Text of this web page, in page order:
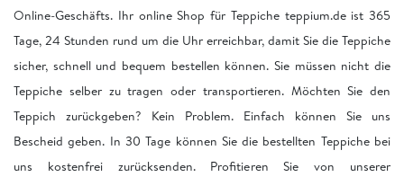
Online-Geschäfts. Ihr online Shop für Teppiche teppium.de ist 365
Tage, 24 Stunden rund um die Uhr erreichbar, damit Sie die Teppiche
sicher, schnell und bequem bestellen können. Sie müssen nicht die
Teppiche selber zu tragen oder transportieren. Möchten Sie den
Teppich zurückgeben? Kein Problem. Einfach können Sie uns
Bescheid geben. In 30 Tage können Sie die bestellten Teppiche bei
uns kostenfrei zurücksenden. Profitieren Sie von unserer